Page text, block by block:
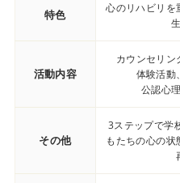
特色
心のリハビリを
活動内容
カウンセリン
体験活動
公認心
その他
3ステップで学
もたちの心の